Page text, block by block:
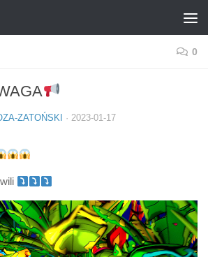
0
ZATOŃSKI · 2023-01-17